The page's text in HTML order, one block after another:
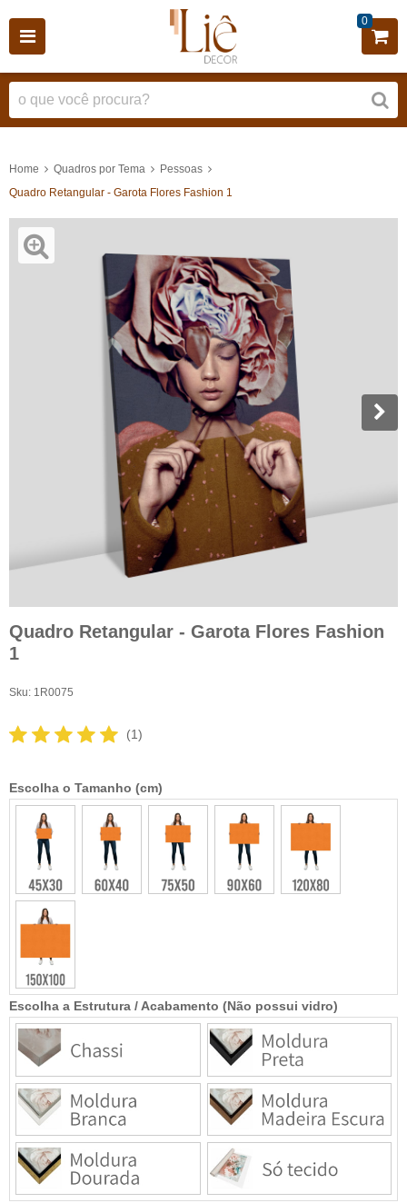
0
Home Quadros por Tema
Pessoas
Quadro Retangular - Garota Flores Fashion 1
Quadro Retangular - Garota Flores Fashion
1
Sku: 1R0075
(1)
Escolha a Estrutura / Acabamento (Não possui vidro)
Escolha o Tamanho (cm)